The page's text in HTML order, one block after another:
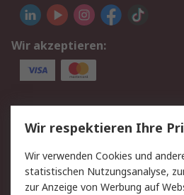
Wir akzeptieren:
Service
Value Added Services
Rücksendungen
Hilfe
Wir respektieren Ihre
Wir verwenden Cookies und
statistischen Nutzungsanalyse,
zur Anzeige von Werbung auf